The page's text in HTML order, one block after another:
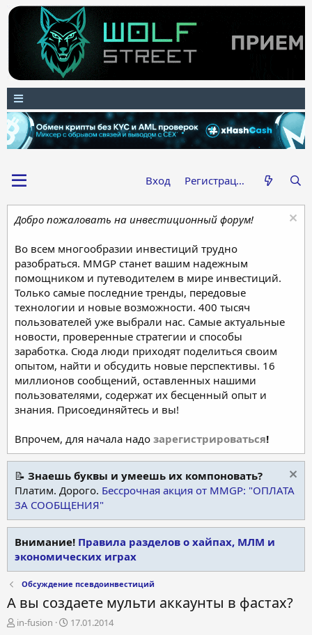
Вход Регистрация
Добро пожаловать на инвестиционный форум!
Во всем многообразии инвестиций трудно
разобраться. MMGP станет вашим надежным
помощником и путеводителем в мире инвестиций.
Только самые последние тренды, передовые
технологии и новые возможности. 400 тысяч
пользователей уже выбрали нас. Самые актуальные
новости, проверенные стратегии и способы
заработка. Сюда люди приходят поделиться своим
опытом, найти и обсудить новые перспективы. 16
миллионов сообщений, оставленных нашими
пользователями, содержат их бесценный опыт и
знания. Присоединяйтесь и вы!
Впрочем, для начала надо зарегистрироваться!
📝 Знаешь буквы и умеешь их компоновать?
Платим. Дорого. Бессрочная акция от MMGP: "ОПЛАТА
ЗА СООБЩЕНИЯ"
Внимание! Правила разделов о хайпах, МЛМ и
экономических играх
Обсуждение псевдоинвестиций
А вы создаете мульти аккаунты в фастах?
А
in-fusion
Д
17.01.2014